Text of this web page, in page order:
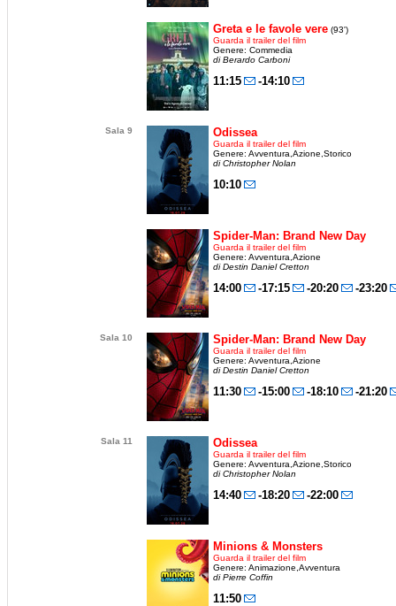
Greta e le favole vere (93')
Guarda il trailer del film
Genere: Commedia
di Berardo Carboni
11:15 -14:10
Sala 9 Odissea
Guarda il trailer del film
Genere: Avventura,Azione,Storico
di Christopher Nolan
10:10
Spider-Man: Brand New Day
Guarda il trailer del film
Genere: Avventura,Azione
di Destin Daniel Cretton
14:00 -17:15 -20:20 -23:20
Sala 10 Spider-Man: Brand New Day
Guarda il trailer del film
Genere: Avventura,Azione
di Destin Daniel Cretton
11:30 -15:00 -18:10 -21:20
Sala 11 Odissea
Guarda il trailer del film
Genere: Avventura,Azione,Storico
di Christopher Nolan
14:40 -18:20 -22:00
Minions & Monsters
Guarda il trailer del film
Genere: Animazione,Avventura
di Pierre Coffin
11:50